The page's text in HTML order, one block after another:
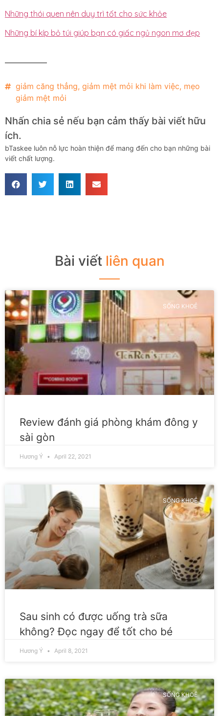
Những thói quen nên duy trì tốt cho sức khỏe
Những bí kíp bỏ túi giúp bạn có giấc ngủ ngon mơ đẹp
giảm căng thẳng, giảm mệt mỏi khi làm việc, mẹo
giảm mệt mỏi
Nhấn chia sẻ nếu bạn cảm thấy bài viết hữu
ích.
bTaskee luôn nỗ lực hoàn thiện để mang đến cho bạn những bài
viết chất lượng.
Bài viết liên quan
SỐNG KHOẺ
Review đánh giá phòng khám đông y
sài gòn
Hương Ý April 22, 2021
SỐNG KHOẺ
Sau sinh có được uống trà sữa
không? Đọc ngay để tốt cho bé
Hương Ý April 8, 2021
SỐNG KHOẺ